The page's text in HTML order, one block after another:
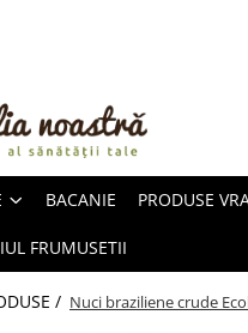
BACANIE PRODUSE
FRUMUSETII
/ Nuci braziliene crude